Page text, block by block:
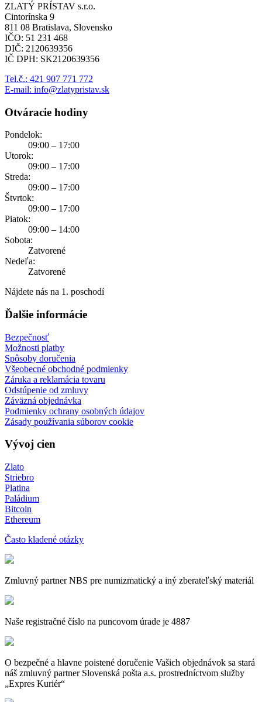
ZLATÝ PRÍSTAV s.r.o.
Cintorínska 9
811 08 Bratislava, Slovensko
IČO: 51 231 468
DIČ: 2120639356
IČ DPH: SK2120639356
Tel.č.: 421 907 771 772
E-mail: info@zlatypristav.sk
Otváracie hodiny
Pondelok:
09:00 – 17:00
Utorok:
09:00 – 17:00
Streda:
09:00 – 17:00
Štvrtok:
09:00 – 17:00
Piatok:
09:00 – 14:00
Sobota:
Zatvorené
Nedeľa:
Zatvorené
Nájdete nás na 1. poschodí
Ďalšie informácie
Bezpečnosť
Možnosti platby
Spôsoby doručenia
Všeobecné obchodné podmienky
Záruka a reklamácia tovaru
Odstúpenie od zmluvy
Záväzná objednávka
Podmienky ochrany osobných údajov
Zásady používania súborov cookie
Vývoj cien
Zlato
Striebro
Platina
Paládium
Bitcoin
Ethereum
Často kladené otázky
Zmluvný partner NBS pre numizmatický a iný zberateľský materiál
Naše registračné číslo na puncovom úrade je 4887
O bezpečné a hlavne poistené doručenie Vašich objednávok sa stará
náš zmluvný partner Slovenská pošta a.s. prostredníctvom služby
„Expres Kuriér“